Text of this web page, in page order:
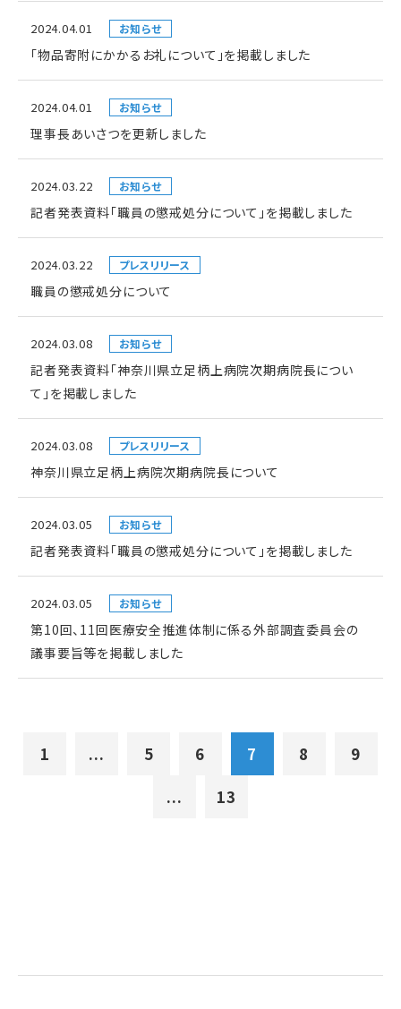
2024.04.01 お知らせ
「物品寄附にかかるお礼について」を掲載しました
2024.04.01 お知らせ
理事長あいさつを更新しました
2024.03.22 お知らせ
記者発表資料「職員の懲戒処分について」を掲載しました
2024.03.22 プレスリリース
職員の懲戒処分について
2024.03.08 お知らせ
記者発表資料「神奈川県立足柄上病院次期病院長につい
て」を掲載しました
2024.03.08 プレスリリース
神奈川県立足柄上病院次期病院長について
2024.03.05 お知らせ
記者発表資料「職員の懲戒処分について」を掲載しました
2024.03.05 お知らせ
第10回、11回医療安全推進体制に係る外部調査委員会の
議事要旨等を掲載しました
1 ... 5 6 7 8
9
...
13